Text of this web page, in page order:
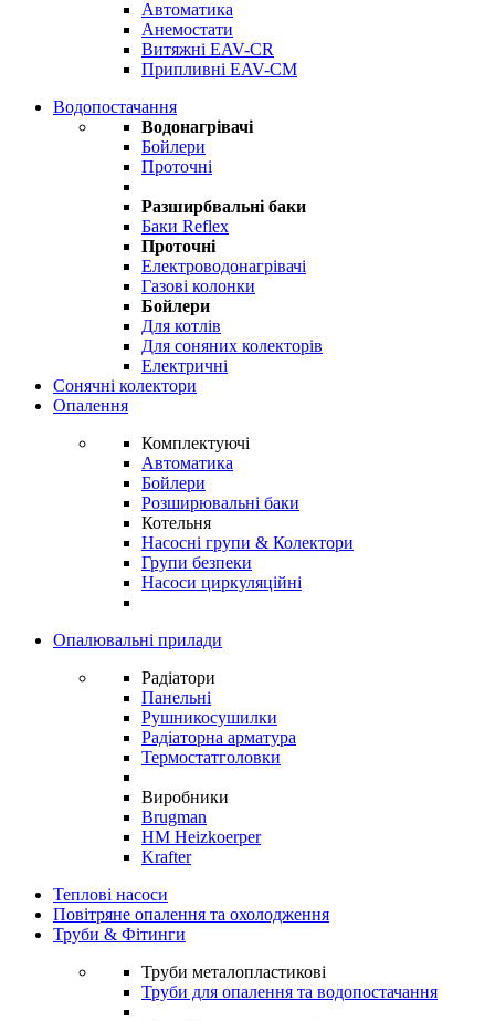
Автоматика
Анемостати
Витяжні EAV-CR
Припливні EAV-CM
Водопостачання
Водонагрівачі
Бойлери
Проточні
Разширбвальні баки
Баки Reflex
Проточні
Електроводонагрівачі
Газові колонки
Бойлери
Для котлів
Для соняних колекторів
Електричні
Сонячні колектори
Опалення
Комплектуючі
Автоматика
Бойлери
Розширювальні баки
Котельня
Насосні групи & Колектори
Групи безпеки
Насоси циркуляційні
Опалювальні прилади
Радіатори
Панельні
Рушникосушилки
Радіаторна арматура
Термостатголовки
Виробники
Brugman
HM Heizkoerper
Krafter
Теплові насоси
Повітряне опалення та охолодження
Труби & Фітинги
Труби металопластикові
Труби для опалення та водопостачання